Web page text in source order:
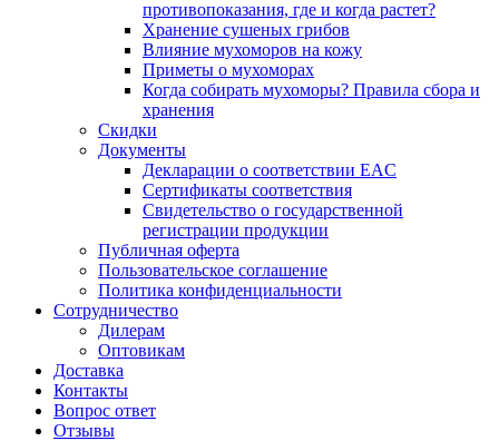
противопоказания, где и когда растет?
Хранение сушеных грибов
Влияние мухоморов на кожу
Приметы о мухоморах
Когда собирать мухоморы? Правила сбора и
хранения
Скидки
Документы
Декларации о соответствии EAC
Сертификаты соответствия
Свидетельство о государственной
регистрации продукции
Публичная оферта
Пользовательское соглашение
Политика конфиденциальности
Сотрудничество
Дилерам
Оптовикам
Доставка
Контакты
Вопрос ответ
Отзывы